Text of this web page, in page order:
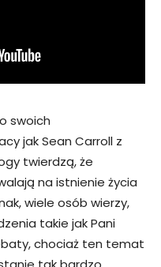
swoich
jak Sean Carroll z
twierdzą, że
na istnienie życia
wiele osób wierzy,
takie jak Pani
chociaż ten temat